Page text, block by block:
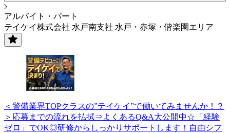
アルバイト・パート
テイケイ株式会社 水戸南支社 水戸・赤塚・偕楽園エリア
＜警備業界TOPクラスの”テイケイ”で働いてみませんか！？
＞応募までの流れを払拭⇒よくあるQ&A大公開中☆「経験
ゼロ」でOK◎研修からしっかりサポートします！自由シフ